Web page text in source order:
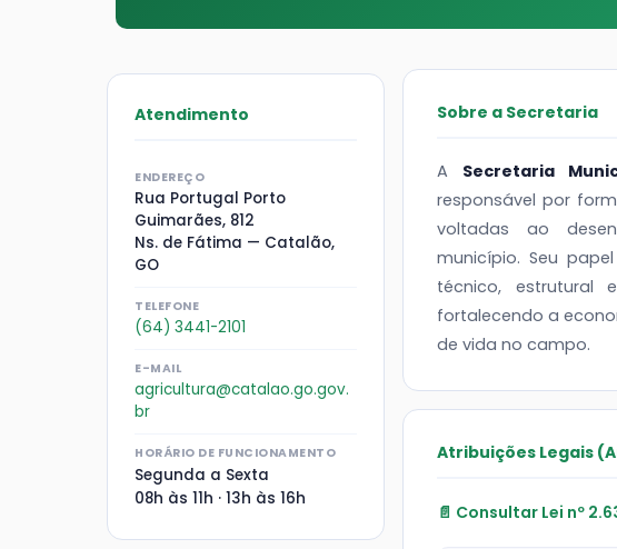
Atendimento
ENDEREÇO
Rua Portugal Porto
Guimarães, 812
Ns. de Fátima — Catalão,
GO
TELEFONE
(64) 3441-2101
E-MAIL
agricultura@catalao.go.gov.
br
HORÁRIO DE FUNCIONAMENTO
Segunda a Sexta
08h às 11h · 13h às 16h
Sobre a Secretaria
A Secretaria
responsável por
voltadas ao
município. Seu
técnico, estrutural
fortalecendo a
de vida no campo.
Atribuições Legais
📄 Consultar Lei nº